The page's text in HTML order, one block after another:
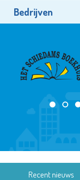
Bedrijven
Recent nieuws